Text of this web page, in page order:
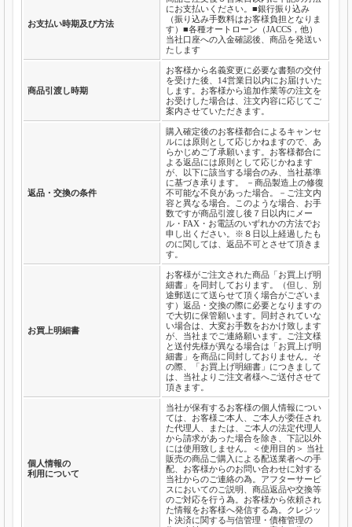
お支払い時期及び方法
にお支払いください。■銀行振り込み
（振り込み手数料はお客様負担となりま
す）■各種オートローン（JACCS，他）
当社口座への入金確認後、商品を発送い
たします
商品引渡し時期
お客様から名義変更に必要な書類の交付
を受けた後、14営業日以内にお届けいた
します。お客様から追加作業等の注文を
お受けした場合は、注文内容に応じてご
案内させていただきます。
返品・交換の条件
購入確定後のお客様都合によるキャンセ
ルには原則として応じかねますので、あ
らかじめご了承願います。お客様都合に
よる返品には原則として応じかねます
が、以下に該当する場合のみ、当社基準
に基づき承ります。 －商品製造上の修復
不可能な不良があった場合。－ご注文内
容と異なる場合。このような場合、お手
数ですが商品引渡し後７日以内にメー
ル・FAX・お電話のいずれかの方法でお
申し出ください。※８日以上経過したも
のに関しては、返品不可とさせて頂きま
す。
お買上明細書
お客様がご注文された商品「お買上げ明
細書」を同封しております。（但し、別
途郵送にて送らせて頂く場合がございま
す）返品・交換の際に必要となりますの
で大切に保管願います。同封されていな
い場合は、大変お手数をおかけ致します
が、当社までご連絡願います。ご注文様
と送付先様が異なる場合は「お買上げ明
細書」を商品に同封しておりません。そ
の際、「お買上げ明細書」につきまして
は、当社よりご注文者様へご送付させて
頂きます。
個人情報の
利用について
当社が保有するお客様の個人情報につい
ては、お客様ご本人、ご本人が委任され
た代理人、または、ご本人の法定代理人
から請求があった場合を除き、下記以外
には使用致しません。＜使用目的＞ 当社
販売の商品ご購入による配送業者への手
配、お客様からのお問い合わせに対する
当社からのご連絡の為。アフターサービ
スにおいてのご説明、商品返品や交換等
のご対応を行う為。お客様から依頼され
た情報をお客様へ発信する為。クレジッ
ト決済に関する与信管理・債権管理の